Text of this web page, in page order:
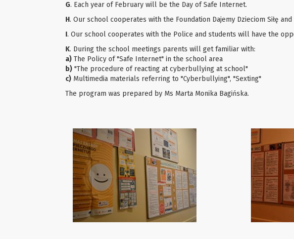
G. Each year of February will be the Day of Safe Internet.
H. Our school cooperates with the Foundation Dajemy Dzieciom Siłę
I. Our school cooperates with the Police and students will have the
K. During the school meetings parents will get familiar with:
a) The Policy of "Safe Internet" in the school area
b) "The procedure of reacting at cyberbullying at school"
c) Multimedia materials referring to "Cyberbullying", "Sexting"
The program was prepared by Ms Marta Monika Bagińska.